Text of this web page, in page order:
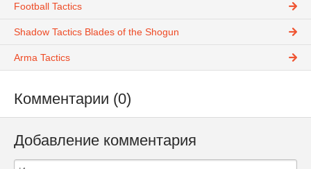
Football Tactics
Shadow Tactics Blades of the Shogun
Arma Tactics
Комментарии (0)
Добавление комментария